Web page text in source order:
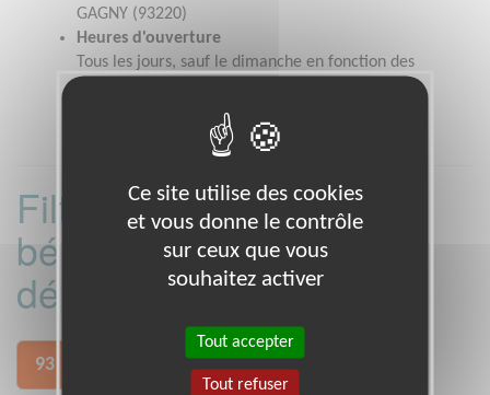
GAGNY (93220)
Heures d'ouverture
Tous les jours, sauf le dimanche en fonction des
Filtrer les missions
bénévoles par
département :
93
Ce site utilise des cookies
et vous donne le contrôle
sur ceux que vous
souhaitez activer
Tout accepter
Tout refuser